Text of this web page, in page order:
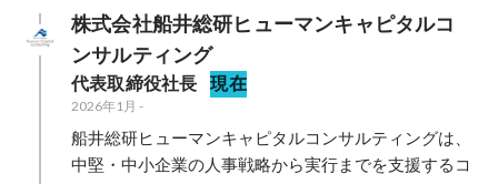
株式会社船井総研ヒューマンキャピタルコ
ンサルティング
代表取締役社長 現在
2026年1月 -
船井総研ヒューマンキャピタルコンサルティングは、
中堅・中小企業の人事戦略から実行までを支援するコ